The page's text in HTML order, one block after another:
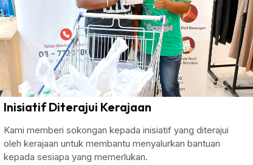
Inisiatif Diterajui Kerajaan
Kami memberi sokongan kepada inisiatif yang diterajui
oleh kerajaan untuk membantu menyalurkan bantuan
kepada sesiapa yang memerlukan.